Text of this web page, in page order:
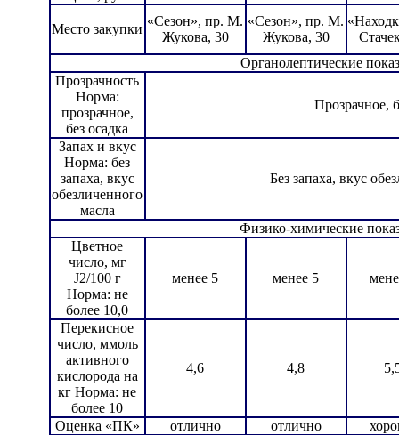
Место закупки
«Сезон», пр. М.
Жукова, 30
«Сезон», пр. М.
Жукова, 30
Органолептические
Прозрачность
Норма:
прозрачное,
без осадка
Прозрачное,
Запах и вкус
Норма: без
запаха, вкус
обезличенного
масла
Без запаха, вкус
Физико-химические
Цветное
число, мг
J2/100 г
Норма: не
более 10,0
менее 5 менее 5
Перекисное
число, ммоль
активного
кислорода на
кг Норма: не
более 10
4,6 4,8
Оценка «ПК» отлично отлично